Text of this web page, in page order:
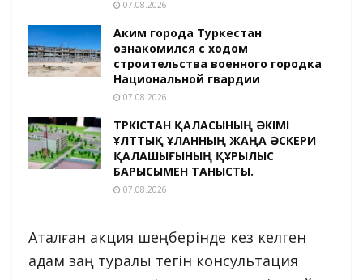
07.08.2026
Аким города Туркестан
ознакомился с ходом
строительства военного городка
Национальной гвардии
07.08.2026
ТҮРКІСТАН ҚАЛАСЫНЫҢ ӘКІМІ
ҰЛТТЫҚ ҰЛАННЫҢ ЖАҢА ӘСКЕРИ
ҚАЛАШЫҒЫНЫҢ ҚҰРЫЛЫС
БАРЫСЫМЕН ТАНЫСТЫ.
07.08.2026
Аталған акция шеңберінде кез келген
адам заң туралы тегін консультация